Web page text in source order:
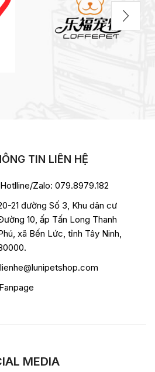
TIN LIÊN HỆ
Hotlline/Zalo: 079.8979.182
21 đường Số 3, Khu dân cư
10, ấp Tấn Long Thanh
xã Bến Lức, tỉnh Tây Ninh,
lienhe@lunipetshop.com
Fanpage
MEDIA